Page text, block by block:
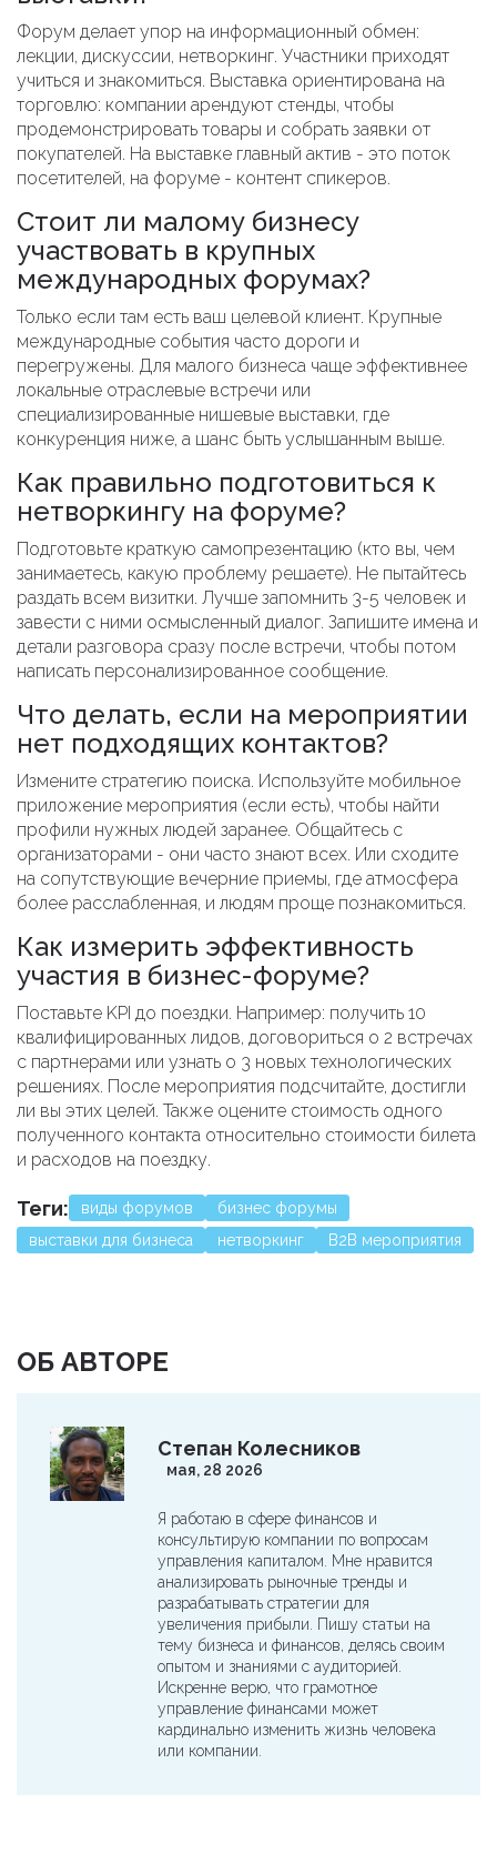
Форум делает упор на информационный обмен:
лекции, дискуссии, нетворкинг. Участники приходят
учиться и знакомиться. Выставка ориентирована на
торговлю: компании арендуют стенды, чтобы
продемонстрировать товары и собрать заявки от
покупателей. На выставке главный актив - это поток
посетителей, на форуме - контент спикеров.
Стоит ли малому бизнесу
участвовать в крупных
международных форумах?
Только если там есть ваш целевой клиент. Крупные
международные события часто дороги и
перегружены. Для малого бизнеса чаще эффективнее
локальные отраслевые встречи или
специализированные нишевые выставки, где
конкуренция ниже, а шанс быть услышанным выше.
Как правильно подготовиться к
нетворкингу на форуме?
Подготовьте краткую самопрезентацию (кто вы, чем
занимаетесь, какую проблему решаете). Не пытайтесь
раздать всем визитки. Лучше запомнить 3-5 человек и
завести с ними осмысленный диалог. Запишите имена и
детали разговора сразу после встречи, чтобы потом
написать персонализированное сообщение.
Что делать, если на мероприятии
нет подходящих контактов?
Измените стратегию поиска. Используйте мобильное
приложение мероприятия (если есть), чтобы найти
профили нужных людей заранее. Общайтесь с
организаторами - они часто знают всех. Или сходите
на сопутствующие вечерние приемы, где атмосфера
более расслабленная, и людям проще познакомиться.
Как измерить эффективность
участия в бизнес-форуме?
Поставьте KPI до поездки. Например: получить 10
квалифицированных лидов, договориться о 2 встречах
с партнерами или узнать о 3 новых технологических
решениях. После мероприятия подсчитайте, достигли
ли вы этих целей. Также оцените стоимость одного
полученного контакта относительно стоимости билета
и расходов на поездку.
Теги: виды форумов
бизнес форумы
выставки для бизнеса
нетворкинг B2B мероприятия
ОБ АВТОРЕ
Степан Колесников
мая, 28 2026
Я работаю в сфере финансов и
консультирую компании по вопросам
управления капиталом. Мне нравится
анализировать рыночные тренды и
разрабатывать стратегии для
увеличения прибыли. Пишу статьи на
тему бизнеса и финансов, делясь своим
опытом и знаниями с аудиторией.
Искренне верю, что грамотное
управление финансами может
кардинально изменить жизнь человека
или компании.